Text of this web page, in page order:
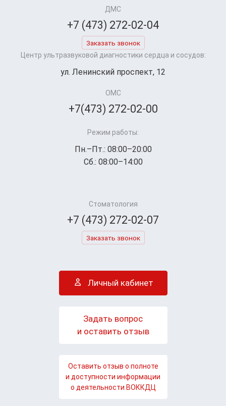
ДМС
+7 (473) 272-02-04
Заказать звонок
Центр ультразвуковой диагностики сердца и сосудов:
ул. Ленинский проспект, 12
ОМС
+7(473) 272-02-00
Режим работы:
Пн.–Пт.: 08:00–20:00
Сб.: 08:00–14:00
Стоматология
+7 (473) 272-02-07
Заказать звонок
Личный кабинет
Задать вопрос
и оставить отзыв
Оставить отзыв о полноте
и доступности информации
о деятельности ВОККДЦ